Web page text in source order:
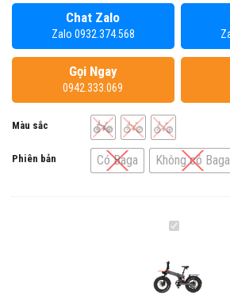
5.00
1
đánh giá
Chat Zalo
Zalo 0932.374.568
Gọi Ngay
0942.333.069
Màu sắc
Phiên bản Có Baga Không có Baga
Xe
Trợ
Lực